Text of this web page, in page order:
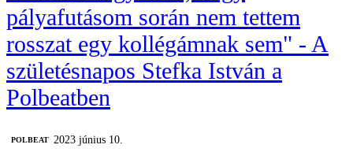
pályafutásom során nem tettem
rosszat egy kollégámnak sem" - A
születésnapos Stefka István a
Polbeatben
‎POLBEAT
2023 június 10.